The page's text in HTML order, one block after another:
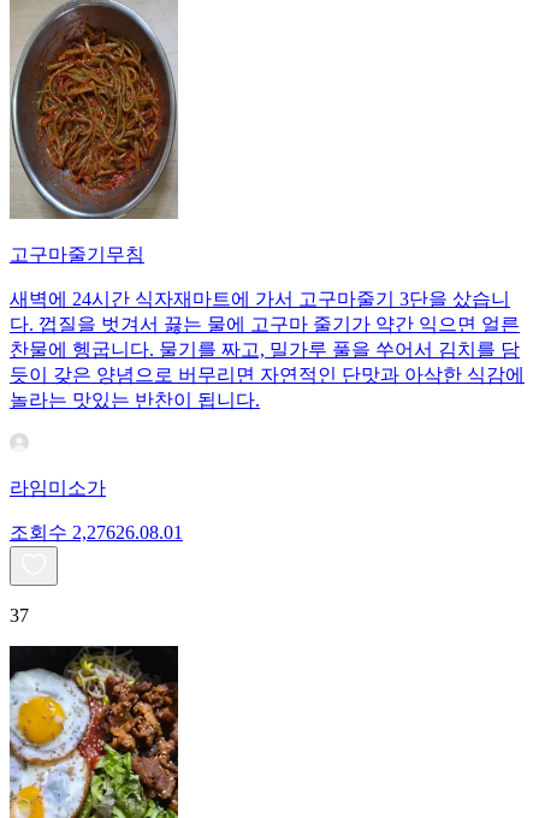
고구마줄기무침
새벽에 24시간 식자재마트에 가서 고구마줄기 3단을 샀습니
다. 껍질을 벗겨서 끓는 물에 고구마 줄기가 약간 익으면 얼른
찬물에 헹굽니다. 물기를 짜고, 밀가루 풀을 쑤어서 김치를 담
듯이 갖은 양념으로 버무리면 자연적인 단맛과 아삭한 식감에
놀라는 맛있는 반찬이 됩니다.
라임미소가
조회수 2,27626.08.01
37